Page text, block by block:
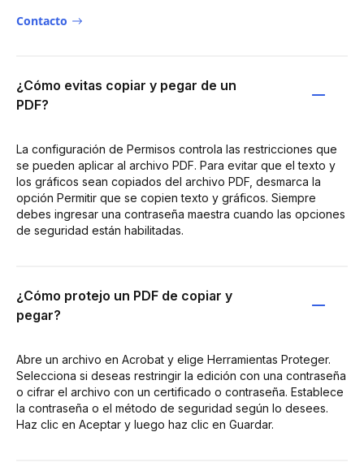
Contacto
¿Cómo evitas copiar y pegar de un
PDF?
La configuración de Permisos controla las restricciones que
se pueden aplicar al archivo PDF. Para evitar que el texto y
los gráficos sean copiados del archivo PDF, desmarca la
opción Permitir que se copien texto y gráficos. Siempre
debes ingresar una contraseña maestra cuando las opciones
de seguridad están habilitadas.
¿Cómo protejo un PDF de copiar y
pegar?
Abre un archivo en Acrobat y elige Herramientas Proteger.
Selecciona si deseas restringir la edición con una contraseña
o cifrar el archivo con un certificado o contraseña. Establece
la contraseña o el método de seguridad según lo desees.
Haz clic en Aceptar y luego haz clic en Guardar.